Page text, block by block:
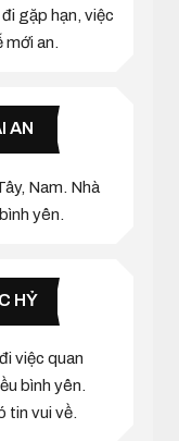
gặp hạn, việc
an.
AN
Nam. Nhà
yên.
HỶ
việc quan
bình yên.
tin vui về.